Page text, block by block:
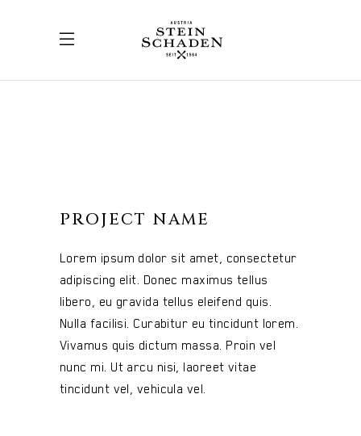
PROJECT NAME
Lorem ipsum dolor sit amet, consectetur
adipiscing elit. Donec maximus tellus
libero, eu gravida tellus eleifend quis.
Nulla facilisi. Curabitur eu tincidunt lorem.
Vivamus quis dictum massa. Proin vel
nunc mi. Ut arcu nisi, laoreet vitae
tincidunt vel, vehicula vel.